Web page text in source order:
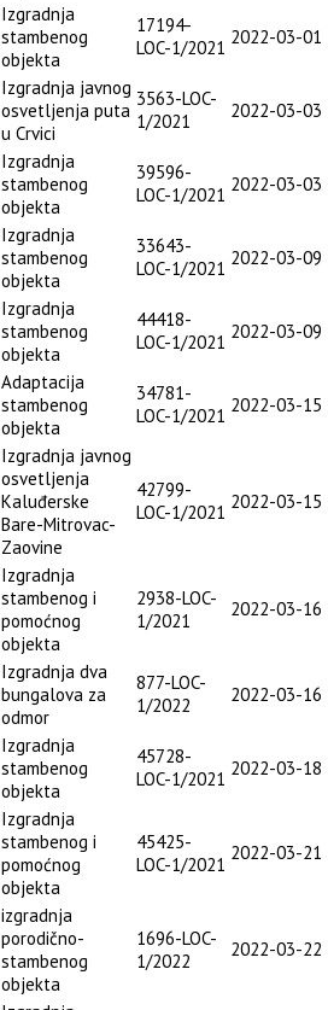
Izgradnja
stambenog
objekta
17194-
LOC-1/2021 2022-03-01
Izgradnja javnog
osvetljenja puta
u Crvici
3563-LOC-
1/2021
2022-03-03
Izgradnja
stambenog
objekta
39596-
LOC-1/2021 2022-03-03
Izgradnja
stambenog
objekta
33643-
LOC-1/2021 2022-03-09
Izgradnja
stambenog
objekta
44418-
LOC-1/2021 2022-03-09
Adaptacija
stambenog
objekta
34781-
LOC-1/2021 2022-03-15
Izgradnja javnog
osvetljenja
Kaluđerske
Bare-Mitrovac-
Zaovine
42799-
LOC-1/2021 2022-03-15
Izgradnja
stambenog i
pomoćnog
objekta
2938-LOC-
1/2021
2022-03-16
Izgradnja dva
bungalova za
odmor
877-LOC-
1/2022
2022-03-16
Izgradnja
stambenog
objekta
45728-
LOC-1/2021 2022-03-18
Izgradnja
stambenog i
pomoćnog
objekta
45425-
LOC-1/2021
2022-03-21
izgradnja
porodično-
stambenog
objekta
1696-LOC-
1/2022
2022-03-22